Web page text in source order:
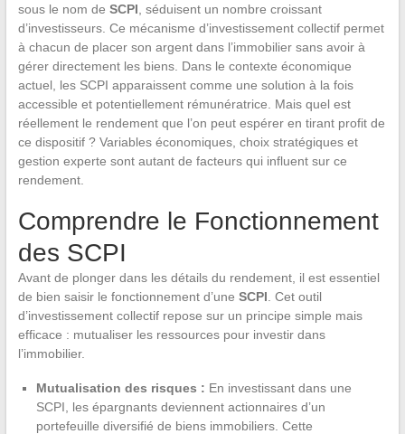
sous le nom de SCPI , séduisent un nombre croissant
d’investisseurs. Ce mécanisme d’investissement collectif permet
à chacun de placer son argent dans l’immobilier sans avoir à
gérer directement les biens. Dans le contexte économique
actuel, les SCPI apparaissent comme une solution à la fois
accessible et potentiellement rémunératrice. Mais quel est
réellement le rendement que l’on peut espérer en tirant profit de
ce dispositif ? Variables économiques, choix stratégiques et
gestion experte sont autant de facteurs qui influent sur ce
rendement.
Comprendre le Fonctionnement
des SCPI
Avant de plonger dans les détails du rendement, il est essentiel
de bien saisir le fonctionnement d’une SCPI . Cet outil
d’investissement collectif repose sur un principe simple mais
efficace : mutualiser les ressources pour investir dans
l’immobilier.
Mutualisation des risques : En investissant dans une
SCPI, les épargnants deviennent actionnaires d’un
portefeuille diversifié de biens immobiliers. Cette